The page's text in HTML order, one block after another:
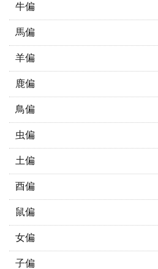
牛偏
馬偏
羊偏
鹿偏
鳥偏
虫偏
土偏
酉偏
鼠偏
女偏
子偏